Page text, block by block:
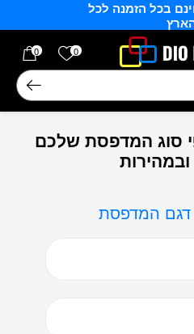
בכל הזמנה לכל
0 הרשימה
0
סוג המדפסת שלכם
דגם המדפסת